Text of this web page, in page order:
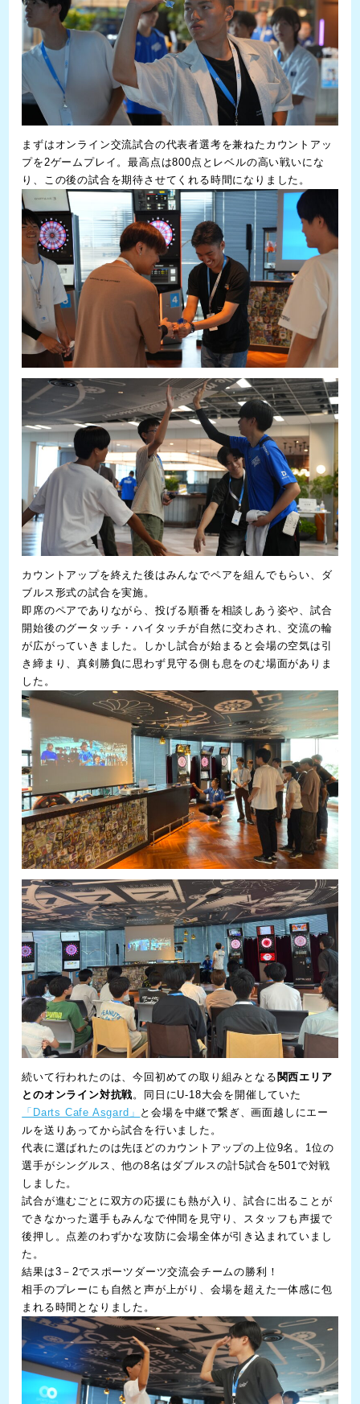
まずはオンライン交流試合の代表者選考を兼ねたカウントアッ
プを2ゲームプレイ。最高点は800点とレベルの高い戦いにな
り、この後の試合を期待させてくれる時間になりました。
カウントアップを終えた後はみんなでペアを組んでもらい、ダ
ブルス形式の試合を実施。
即席のペアでありながら、投げる順番を相談しあう姿や、試合
開始後のグータッチ・ハイタッチが自然に交わされ、交流の輪
が広がっていきました。しかし試合が始まると会場の空気は引
き締まり、真剣勝負に思わず見守る側も息をのむ場面がありま
した。
続いて行われたのは、今回初めての取り組みとなる 関西エリア
とのオンライン対抗戦。同日にU-18大会を開催していた
「Darts Cafe Asgard」 と会場を中継で繋ぎ、画面越しにエー
ルを送りあってから試合を行いました。
代表に選ばれたのは先ほどのカウントアップの上位9名。1位の
選手がシングルス、他の8名はダブルスの計5試合を501で対戦
しました。
試合が進むごとに双方の応援にも熱が入り、試合に出ることが
できなかった選手もみんなで仲間を見守り、スタッフも声援で
後押し。点差のわずかな攻防に会場全体が引き込まれていまし
た。
結果は3－2でスポーツダーツ交流会チームの勝利！
相手のプレーにも自然と声が上がり、会場を超えた一体感に包
まれる時間となりました。